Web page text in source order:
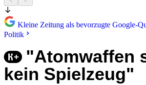
Kleine Zeitung als bevorzugte Google-
Politik
"Atomwaffen
kein Spielzeug"